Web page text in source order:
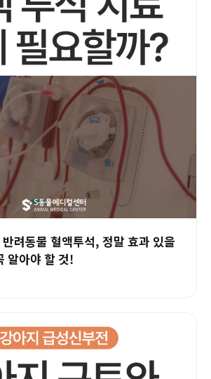
려동물 혈액투석, 정말 효과 있을
알아야 할 것!